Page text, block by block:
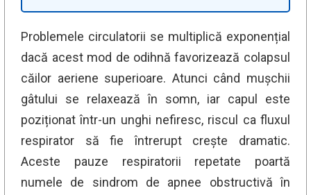
Problemele circulatorii se multiplică exponențial
dacă acest mod de odihnă favorizează colapsul
căilor aeriene superioare. Atunci când mușchii
gâtului se relaxează în somn, iar capul este
poziționat într-un unghi nefiresc, riscul ca fluxul
respirator să fie întrerupt crește dramatic.
Aceste pauze respiratorii repetate poartă
numele de sindrom de apnee obstructivă în